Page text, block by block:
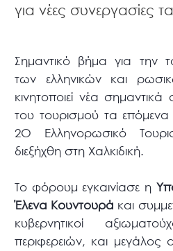
για νέες συνεργασίες
Σημαντικό βήμα για την
των ελληνικών και
κινητοποιεί νέα
του τουρισμού τα επόμενα
2Ο Ελληνορωσικό
διεξήχθη στη Χαλκιδική.
Το φόρουμ εγκαινίασε η
Έλενα Κουντουρά και
κυβερνητικοί
περιφερειών, και